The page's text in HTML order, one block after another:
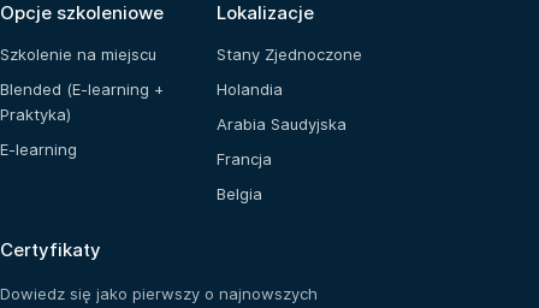
Opcje szkoleniowe
Szkolenie na miejscu
Blended (E-learning +
Praktyka)
E-learning
Lokalizacje
Stany Zjednoczone
Holandia
Arabia Saudyjska
Francja
Belgia
Certyfikaty
Dowiedz się jako pierwszy o najnowszych